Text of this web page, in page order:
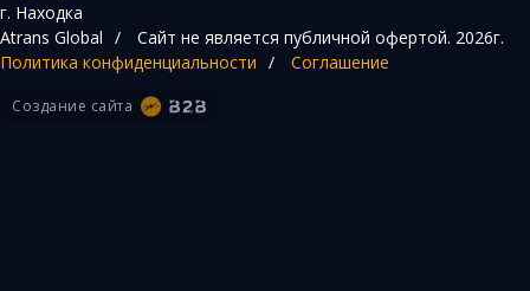
г. Находка
Atrans Global / Сайт не является публичной офертой. 2026г.
Политика конфиденциальности / Соглашение
Создание сайта